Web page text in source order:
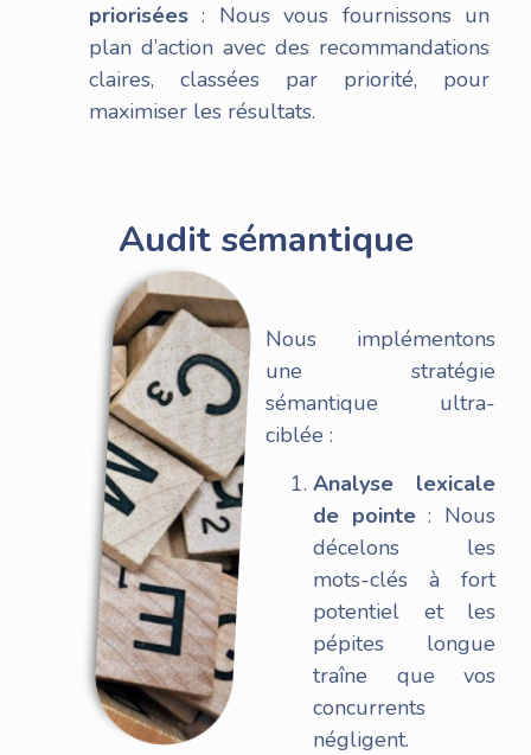
priorisées : Nous vous fournissons un
plan d’action avec des recommandations
claires, classées par priorité, pour
maximiser les résultats.
Audit sémantique
Nous implémentons
une stratégie
sémantique ultra-
ciblée :
Analyse lexicale
de pointe: Nous
décelons les
mots-clés à fort
potentiel et les
pépites longue
traîne que vos
concurrents
négligent.